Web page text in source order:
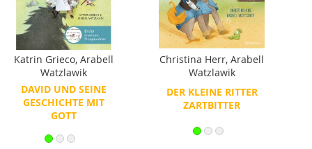
Katrin Grieco, Arabell
Watzlawik
DAVID UND SEINE
GESCHICHTE MIT
GOTT
Christina Herr,Arabell
Watzlawik
DER KLEINE RITTER
ZARTBITTER